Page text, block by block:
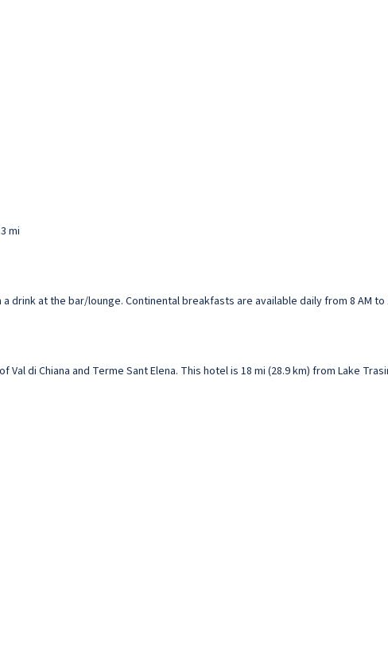
mi
drink at the bar/lounge. Continental breakfasts are available daily from 8 AM to
di Chiana and Terme Sant Elena. This hotel is 18 mi (28.9 km) from Lake